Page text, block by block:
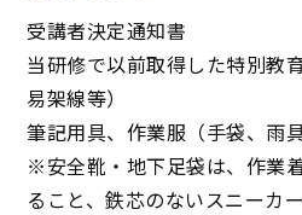
受講者決定通知書
当研修で以前取得した特別教
易架線等）
筆記用具、作業服（手袋、雨
※安全靴・地下足袋は、作業
ること、鉄芯のないスニーカ